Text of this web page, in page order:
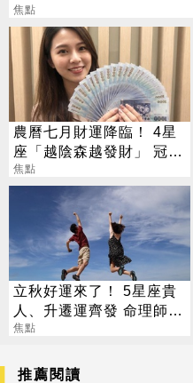
焦點
農曆七月財運降臨！ 4星
座「越陰森越發財」 冠軍
賺到翻
焦點
立秋好運來了！ 5星座貴
人、升遷運齊發 命理師：
把握黃金轉運期
焦點
推薦閱讀